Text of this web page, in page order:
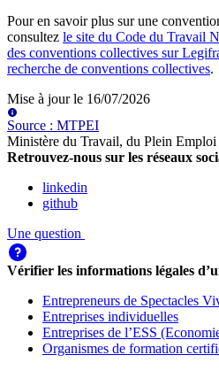
Pour en savoir plus sur une
consultez le site du Code du Travail
des conventions collectives sur
recherche de conventions collectives.
Mise à jour le 16/07/2026
Source : MTPEI
Ministère du Travail, du Plein
Retrouvez-nous sur les réseaux
linkedin
github
Une question
Vérifier les informations légales
Entrepreneurs de Spectacles
Entreprises individuelles
Entreprises de l’ESS
Organismes de formation